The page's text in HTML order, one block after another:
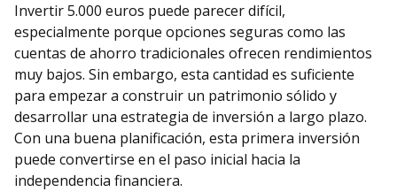
Invertir 5.000 euros puede parecer difícil,
especialmente porque opciones seguras como las
cuentas de ahorro tradicionales ofrecen rendimientos
muy bajos. Sin embargo, esta cantidad es suficiente
para empezar a construir un patrimonio sólido y
desarrollar una estrategia de inversión a largo plazo.
Con una buena planificación, esta primera inversión
puede convertirse en el paso inicial hacia la
independencia financiera.